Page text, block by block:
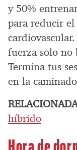
y 50%
para reducir
fuerza solo no
Termina tus
en la
híbrido
Hora de